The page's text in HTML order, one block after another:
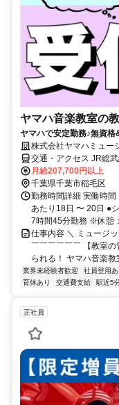
ヤマハ音楽教室の
ヤマハで安定勤務♪無資格
株式会社ヤマハミュ
交通・アクセス JR総
月給207,700円以上
千葉県千葉市稲毛区
勤務時間詳細 実働時
あたり18日 〜 20日 ●
7時間45分勤務 ※休憩
仕事内容 ＼ ミュージ
￣￣￣￣￣￣ 【教室
られる！ ヤマハ音楽
業界未経験者歓迎 社員登用あ
育休あり
交通費支給 駅近5
正社員